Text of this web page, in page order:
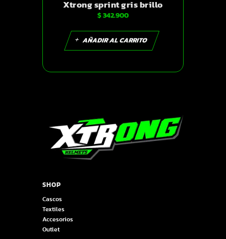
Xtrong sprint gris brillo
visor plateado L | SKU16875
$ 342.900
AÑADIR AL CARRITO
SHOP
Cascos
Textiles
Accesorios
Outlet